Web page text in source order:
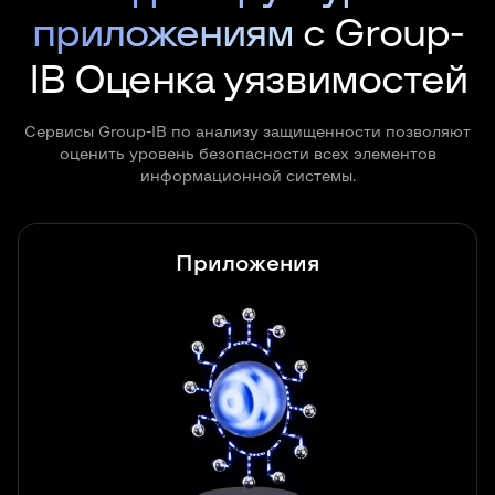
остаются вопросы наша команда готова оказывать
дополнительные консультации до полного
решения проблемы.
остаются вопросы наша команда готова оказывать
дополнительные консультации до полного
решения проблемы.
приложениям с Group-
IB Оценка уязвимостей
Сервисы Group-IB по анализу защищенности позволяют
оценить уровень безопасности всех элементов
информационной системы.
Приложения